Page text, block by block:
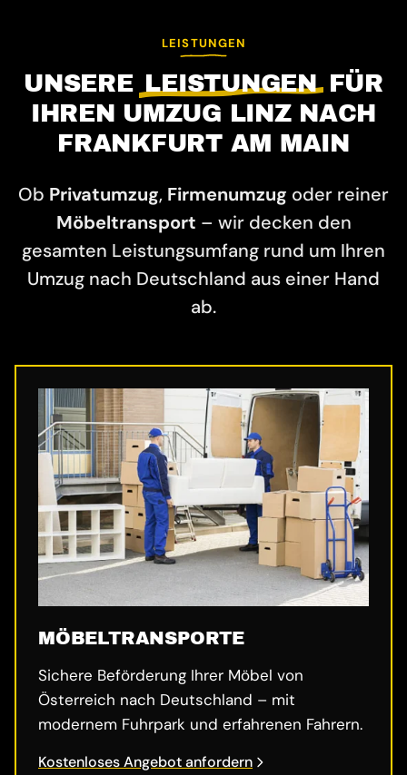
LEISTUNGEN
UNSERE LEISTUNGENFÜR
IHREN UMZUG LINZ NACH
FRANKFURT AM MAIN
Ob Privatumzug, Firmenumzug oder reiner
Möbeltransport – wir decken den
gesamten Leistungsumfang rund um Ihren
Umzug nach Deutschland aus einer Hand
ab.
MÖBELTRANSPORTE
Sichere Beförderung Ihrer Möbel von
Österreich nach Deutschland – mit
modernem Fuhrpark und erfahrenen Fahrern.
Kostenloses Angebot anfordern